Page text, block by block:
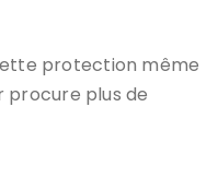
protection même
procure plus de